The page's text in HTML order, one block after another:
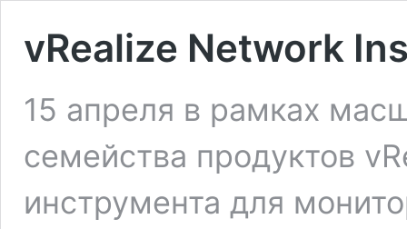
vRealize Network
15 апреля в рамках
семейства продуктов
инструмента для